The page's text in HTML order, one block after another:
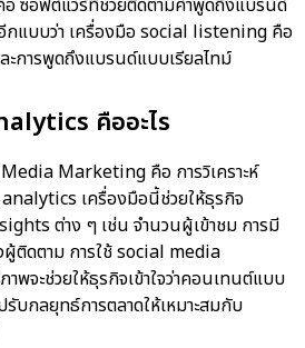
กแบบว่า เครื่องมือ social listening คือ
ะการพูดถึงแบรนด์แบบเรียลไทม์
คืออะไร
Marketing คือ การวิเคราะห์
เครื่องมือนี้ช่วยให้ธุรกิจ
ต่าง ๆ เช่น จำนวนผู้เข้าชม การมี
ติดตาม การใช้social media
าพจะช่วยให้ธุรกิจเข้าใจว่าคอนเทนต์แบบ
รับกลยุทธ์การตลาดให้เหมาะสมกับ